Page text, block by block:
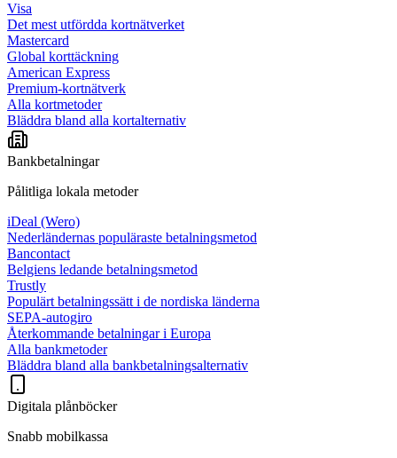
Visa
Det mest utfördda kortnätverket
Mastercard
Global korttäckning
American Express
Premium-kortnätverk
Alla kortmetoder
Bläddra bland alla kortalternativ
Bankbetalningar
Pålitliga lokala metoder
iDeal (Wero)
Nederländernas populäraste betalningsmetod
Bancontact
Belgiens ledande betalningsmetod
Trustly
Populärt betalningssätt i de nordiska länderna
SEPA-autogiro
Återkommande betalningar i Europa
Alla bankmetoder
Bläddra bland alla bankbetalningsalternativ
Digitala plånböcker
Snabb mobilkassa